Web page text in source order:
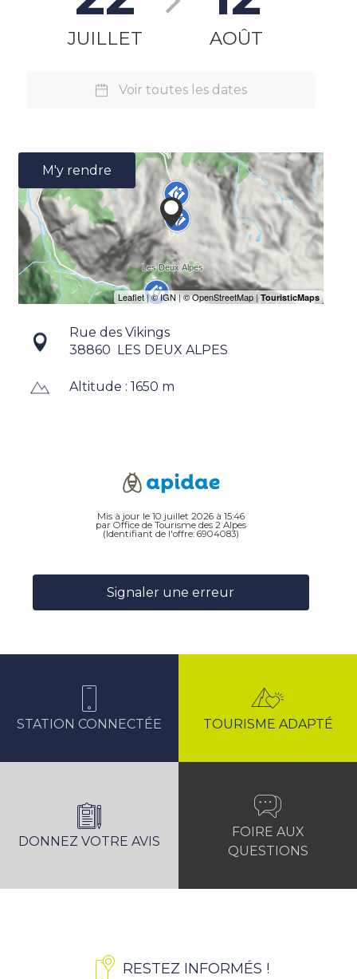
JUILLET AOÛT
Voir toutes les dates
M'y rendre
Rue des Vikings
38860 LES DEUX ALPES
Altitude : 1650 m
Mis à jour le 10 juillet 2026 à 15:46
par Office de Tourisme des 2 Alpes
(Identifiant de l'offre: 6904083)
Signaler une erreur
STATION CONNECTÉE TOURISME ADAPTÉ
DONNEZ VOTRE AVIS
FOIRE AUX
QUESTIONS
RESTEZ INFORMÉS !